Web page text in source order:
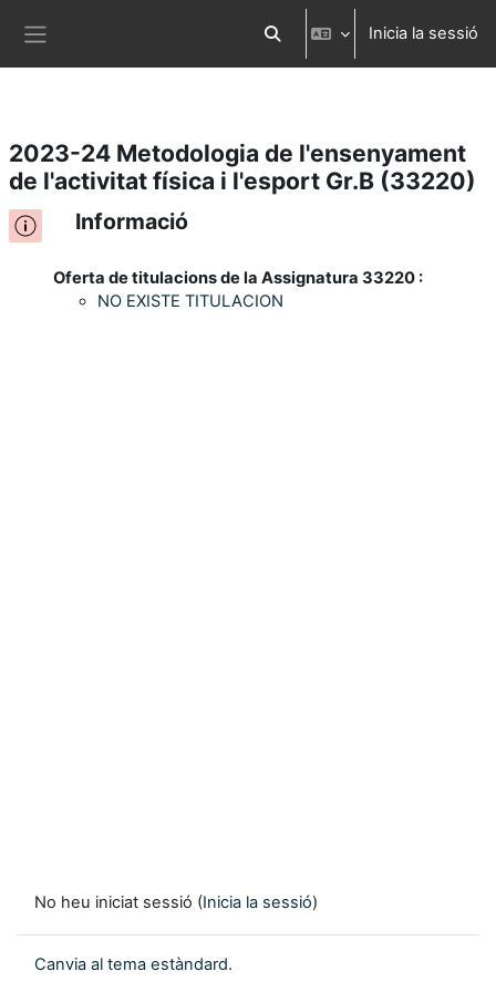
Ves al contingut principal Commuta l'entrada de la cerca
Inicia la sessió
2023-24 Metodologia de l'ensenyament
de l'activitat física i l'esport Gr.B (33220)
Informació
Oferta de titulacions de la Assignatura 33220 :
NO EXISTE TITULACION
No heu iniciat sessió (Inicia la sessió)
Canvia al tema estàndard.